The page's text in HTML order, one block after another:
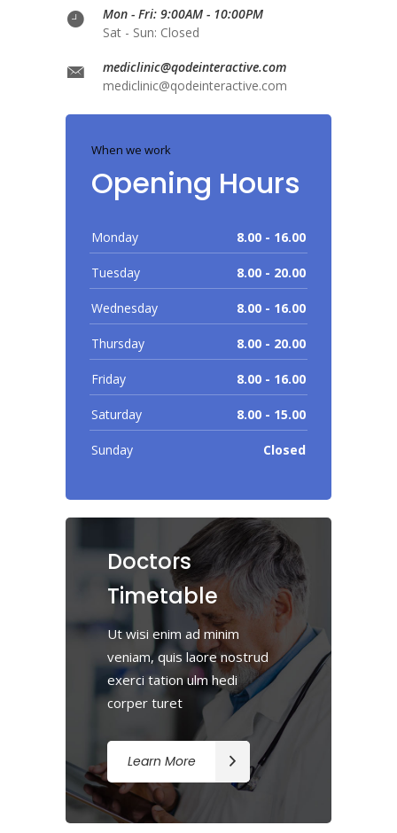
Mon - Fri: 9:00AM - 10:00PM
Sat - Sun: Closed
mediclinic@qodeinteractive.com
mediclinic@qodeinteractive.com
When we work
Opening Hours
Monday 8.00 - 16.00
Tuesday 8.00 - 20.00
Wednesday 8.00 - 16.00
Thursday 8.00 - 20.00
Friday 8.00 - 16.00
Saturday 8.00 - 15.00
Sunday Closed
Doctors
Timetable
Ut wisi enim ad minim
veniam, quis laore nostrud
exerci tation ulm hedi
corper turet
Learn More